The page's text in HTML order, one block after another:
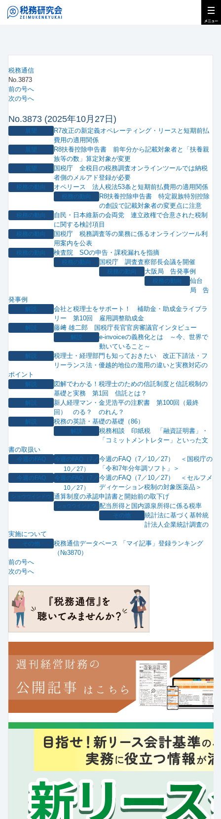
税務通信
No.3873
前の号へ
次の号へ
No.3873 (2025年10月27日)
展望
R7改正の新定義オペレーティング・リースと短期前払
費用の適用関係
展望
R8扶養控除申告書 前年分から記載対象者と「扶養親
族等の数」算定対象が変更
展望
国税庁 全税目の税務調査オンラインツールでは納税
者側のメルアド登録が必要
税務の動向 オペリース 法人税法53条と短期前払費用の適用関係
税務の動向
R8扶養控除申告書 特定親族特別控除
の創設で記載対象者の変更点に注意
税務の動向
自民・日本維新の会両党 連立政権で合意された税制
に関する検討項目
税務の動向
国税庁 税務調査等の業務に係るオンラインツール利
用案内を公表
税務の動向 検査院 SOの申告・課税漏れを指摘
税務の動向 国税庁 調査査察部長会議を開催
税務の動向 大阪局 告発事例
税務の動向
仙台
局 告
発事例
解説
会社と税理士をサポート！ 補助金・助成金ライブラ
リー 第10回 雇用調整助成金
解説 藤﨑 雄二郎 国税庁長官官房審議官インタビュー
解説
e-invoiceの義務化とは ～今、世界で
動いていること～
解説
税理士・経理部門も知っておきたい 改正下請法・フ
リーランス法・優越的地位の濫用の違いと実務対応の
ポイント
解説
図解でわかる！税理士のための信託制度と信託税制の
基礎と実務 第1回 信託とは？
解説
新人経理マン・金児浩平の注釈書 第100回（最終
回） のる？ のれん？
解説 税務の英語・基礎の基礎（86）
解説
税務相談 印紙税 「融資証明書」・
「コミットメントレター」といった文
書の取扱い
今週のFAQ
今週のFAQ（7／
10／27）
今週のFAQ（7／10／27） ＜国税庁の
「令和7年分年調ソフト」＞
今週のFAQ
今週のFAQ（7／
10／27）
今週のFAQ（7／10／27） ＜セルフメ
ディケーション税制の対象医薬品＞
ショウウインドウ 通算制度の承認申請書と開始前の取下げ
ショウウインドウ 配当所得と国内源泉所得に係る税率
その他
統計法に基づく基幹統
計法人企業統計調査の
実施について
その他
税務通信データベース 「マイ記事」登録ランキング
（№3870）
前の号へ
次の号へ